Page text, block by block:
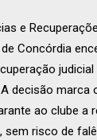
e
Concórdia
decisão marca
ao clube a
sem risco de